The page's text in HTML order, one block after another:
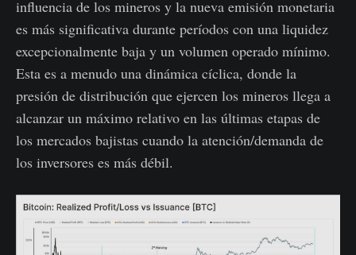
influencia de los mineros y la nueva emisión monetaria
es más significativa durante períodos con una liquidez
excepcionalmente baja y un volumen operado mínimo.
Esta es a menudo una dinámica cíclica, donde la
presión de distribución que ejercen los mineros llega a
alcanzar un máximo relativo en las últimas etapas de
los mercados bajistas cuando la atención/demanda de
los inversores es más débil.